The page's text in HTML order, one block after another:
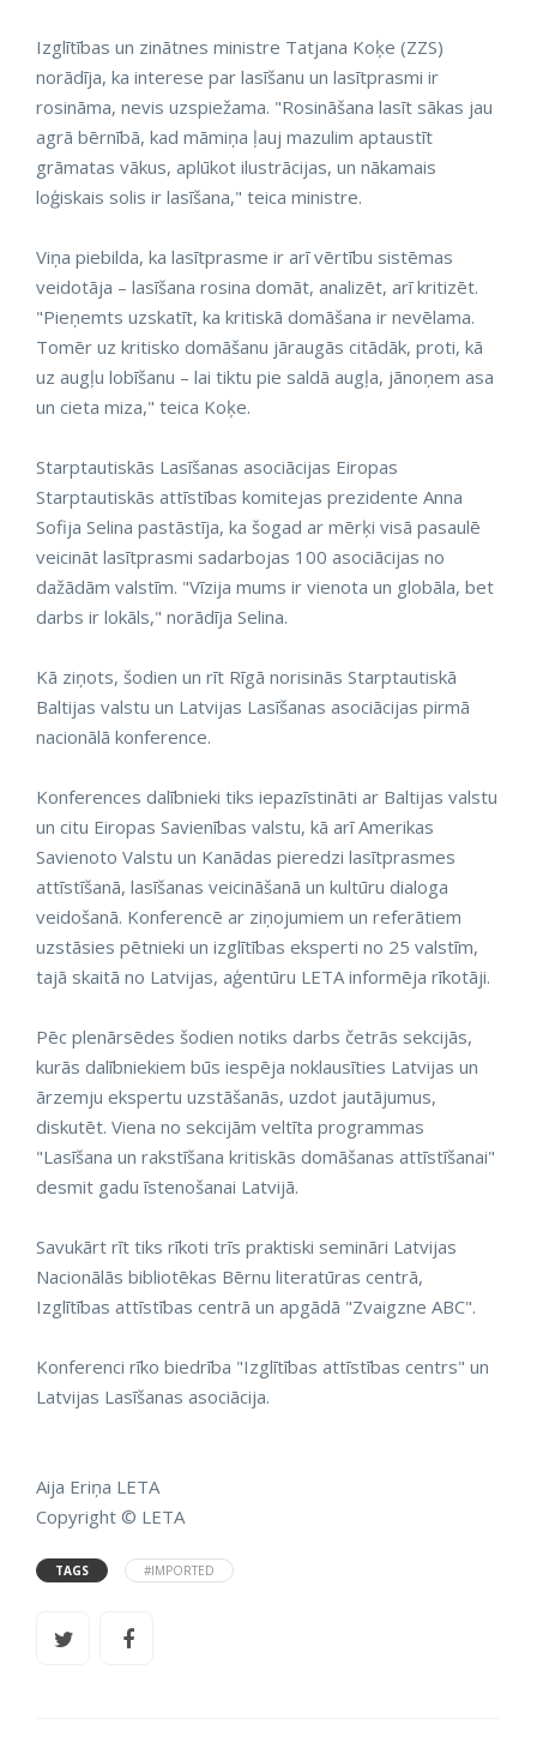
Izglītības un zinātnes ministre Tatjana Koķe (ZZS)
norādīja, ka interese par lasīšanu un lasītprasmi ir
rosināma, nevis uzspiežama. "Rosināšana lasīt sākas jau
agrā bērnībā, kad māmiņa ļauj mazulim aptaustīt
grāmatas vākus, aplūkot ilustrācijas, un nākamais
loģiskais solis ir lasīšana," teica ministre.
Viņa piebilda, ka lasītprasme ir arī vērtību sistēmas
veidotāja – lasīšana rosina domāt, analizēt, arī kritizēt.
"Pieņemts uzskatīt, ka kritiskā domāšana ir nevēlama.
Tomēr uz kritisko domāšanu jāraugās citādāk, proti, kā
uz augļu lobīšanu – lai tiktu pie saldā augļa, jānoņem asa
un cieta miza," teica Koķe.
Starptautiskās Lasīšanas asociācijas Eiropas
Starptautiskās attīstības komitejas prezidente Anna
Sofija Selina pastāstīja, ka šogad ar mērķi visā pasaulē
veicināt lasītprasmi sadarbojas 100 asociācijas no
dažādām valstīm. "Vīzija mums ir vienota un globāla, bet
darbs ir lokāls," norādīja Selina.
Kā ziņots, šodien un rīt Rīgā norisinās Starptautiskā
Baltijas valstu un Latvijas Lasīšanas asociācijas pirmā
nacionālā konference.
Konferences dalībnieki tiks iepazīstināti ar Baltijas valstu
un citu Eiropas Savienības valstu, kā arī Amerikas
Savienoto Valstu un Kanādas pieredzi lasītprasmes
attīstīšanā, lasīšanas veicināšanā un kultūru dialoga
veidošanā. Konferencē ar ziņojumiem un referātiem
uzstāsies pētnieki un izglītības eksperti no 25 valstīm,
tajā skaitā no Latvijas, aģentūru LETA informēja rīkotāji.
Pēc plenārsēdes šodien notiks darbs četrās sekcijās,
kurās dalībniekiem būs iespēja noklausīties Latvijas un
ārzemju ekspertu uzstāšanās, uzdot jautājumus,
diskutēt. Viena no sekcijām veltīta programmas
"Lasīšana un rakstīšana kritiskās domāšanas attīstīšanai"
desmit gadu īstenošanai Latvijā.
Savukārt rīt tiks rīkoti trīs praktiski semināri Latvijas
Nacionālās bibliotēkas Bērnu literatūras centrā,
Izglītības attīstības centrā un apgādā "Zvaigzne ABC".
Konferenci rīko biedrība "Izglītības attīstības centrs" un
Latvijas Lasīšanas asociācija.
Aija Eriņa LETA
Copyright © LETA
TAGS #IMPORTED